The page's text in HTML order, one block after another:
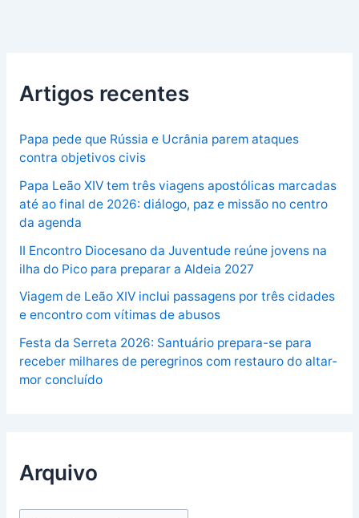
Artigos recentes
Papa pede que Rússia e Ucrânia parem ataques
contra objetivos civis
Papa Leão XIV tem três viagens apostólicas marcadas
até ao final de 2026: diálogo, paz e missão no centro
da agenda
II Encontro Diocesano da Juventude reúne jovens na
ilha do Pico para preparar a Aldeia 2027
Viagem de Leão XIV inclui passagens por três cidades
e encontro com vítimas de abusos
Festa da Serreta 2026: Santuário prepara-se para
receber milhares de peregrinos com restauro do altar-
mor concluído
Arquivo